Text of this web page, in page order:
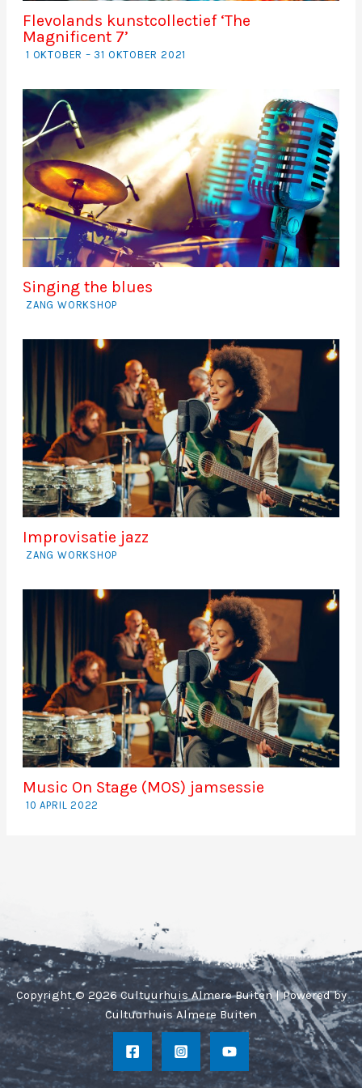
Flevolands kunstcollectief ‘The
Magnificent 7’
1 OKTOBER – 31 OKTOBER 2021
Singing the blues
ZANG WORKSHOP
Improvisatie jazz
ZANG WORKSHOP
Music On Stage (MOS) jamsessie
10 APRIL 2022
Copyright © 2026 Cultuurhuis Almere Buiten | Powered by
Cultuurhuis Almere Buiten